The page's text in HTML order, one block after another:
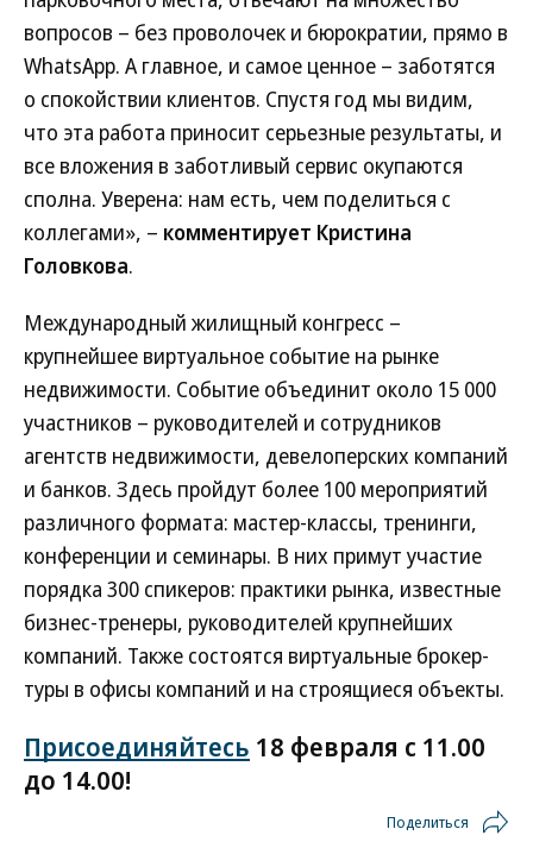
вопросов – без проволочек и бюрократии, прямо в
WhatsApp. А главное, и самое ценное – заботятся
о спокойствии клиентов. Спустя год мы видим,
что эта работа приносит серьезные результаты, и
все вложения в заботливый сервис окупаются
сполна. Уверена: нам есть, чем поделиться с
коллегами», – комментирует Кристина
Головкова.
Международный жилищный конгресс –
крупнейшее виртуальное событие на рынке
недвижимости. Событие объединит около 15 000
участников – руководителей и сотрудников
агентств недвижимости, девелоперских компаний
и банков. Здесь пройдут более 100 мероприятий
различного формата: мастер-классы, тренинги,
конференции и семинары. В них примут участие
порядка 300 спикеров: практики рынка, известные
бизнес-тренеры, руководителей крупнейших
компаний. Также состоятся виртуальные брокер-
туры в офисы компаний и на строящиеся объекты.
Присоединяйтесь 18 февраля с 11.00
до 14.00!
Поделиться